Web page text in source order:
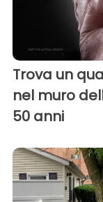
Trova un
nel muro
50 anni